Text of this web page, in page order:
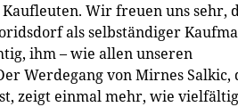
Wir freuen uns sehr,
als selbständiger
ihm – wie allen unseren
Werdegang von Mirnes Salkic,
zeigt einmal mehr, wie vielfältig